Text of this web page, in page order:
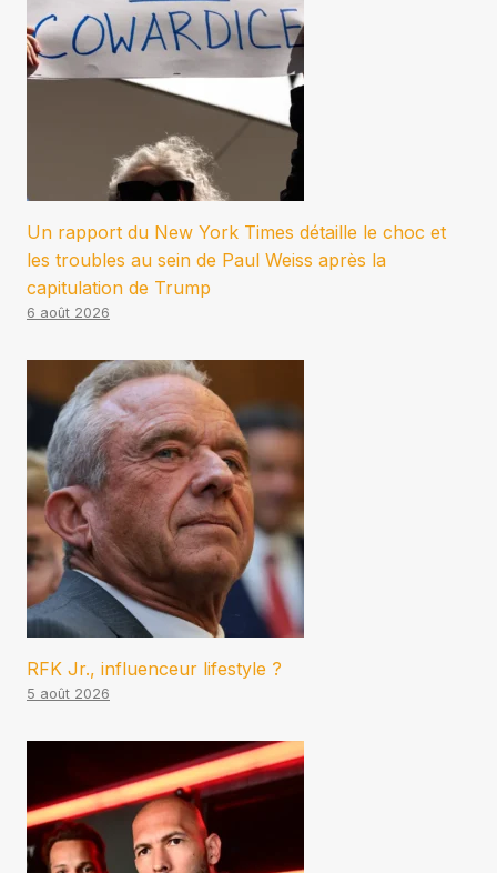
Un rapport du New York Times détaille le choc et
les troubles au sein de Paul Weiss après la
capitulation de Trump
6 août 2026
RFK Jr., influenceur lifestyle ?
5 août 2026